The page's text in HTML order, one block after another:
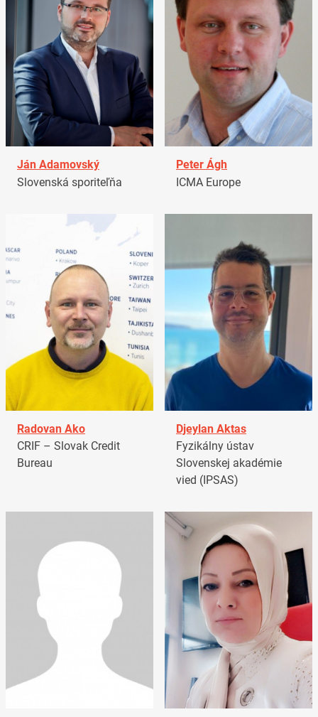
Ján Adamovský
Slovenská sporiteľňa
Peter Ágh
ICMA Europe
Radovan Ako
CRIF – Slovak Credit
Bureau
Djeylan Aktas
Fyzikálny ústav
Slovenskej akadémie
vied (IPSAS)